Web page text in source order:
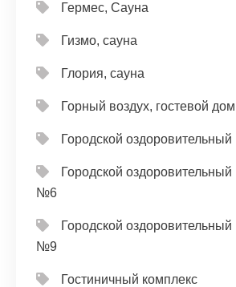
Гермес, Сауна
Гизмо, сауна
Глория, сауна
Горный воздух, гостевой дом
Городской оздоровительный
Городской оздоровительный
№6
Городской оздоровительный
№9
Гостиничный комплекс